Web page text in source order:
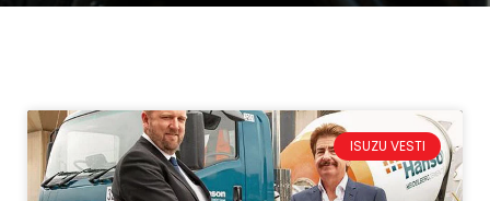
ISUZU VESTI